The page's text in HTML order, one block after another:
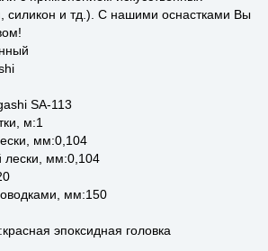
силикон и тд.). С нашими оснастками Вы
SA-113
м:1
мм:0,104
лески, мм:0,104
мм:150
эпоксидная головка